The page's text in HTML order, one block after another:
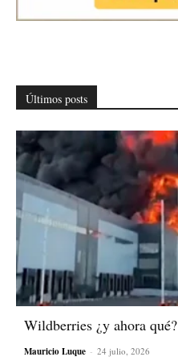
Últimos posts
Wildberries ¿y ahora qué?
Mauricio Luque - 24 julio, 2026